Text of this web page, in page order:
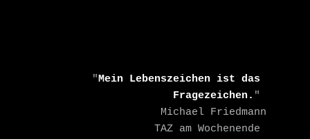
    "
Mein Lebenszeichen ist das
Fragezeichen. "